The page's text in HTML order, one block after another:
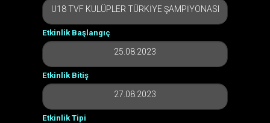
U18 TVF KULÜPLER TÜRKİYE ŞAMPİYONASI
Etkinlik Başlangıç
25.08.2023
Etkinlik Bitiş
27.08.2023
Etkinlik Tipi